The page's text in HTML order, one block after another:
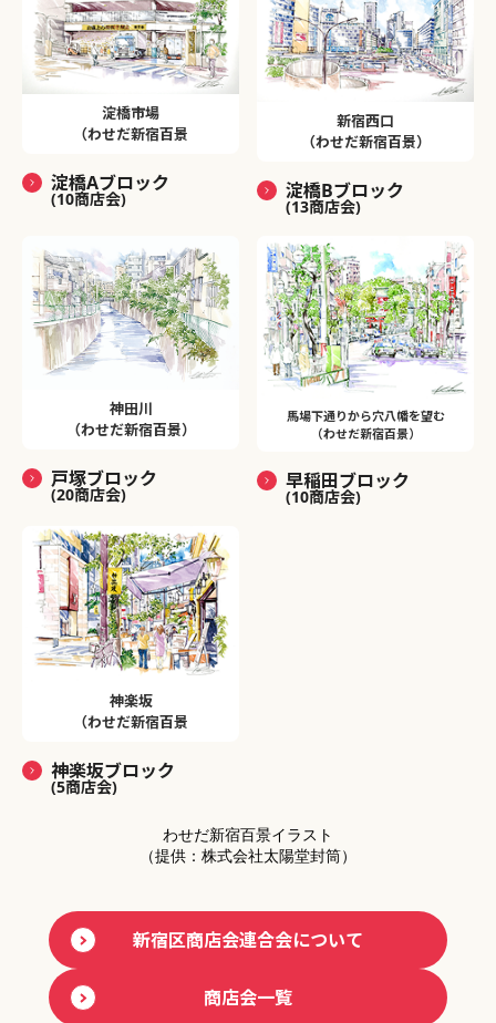
淀橋市場
（わせだ新宿百景
淀橋Aブロック
(10商店会)
新宿西口
（わせだ新宿百景）
淀橋Bブロック
(13商店会)
神田川
（わせだ新宿百景）
戸塚ブロック
(20商店会)
馬場下通りから穴八幡を望む
（わせだ新宿百景）
早稲田ブロック
(10商店会)
神楽坂
（わせだ新宿百景
神楽坂ブロック
(5商店会)
わせだ新宿百景イラスト
（提供：株式会社太陽堂封筒）
新宿区商店会連合会について
商店会一覧